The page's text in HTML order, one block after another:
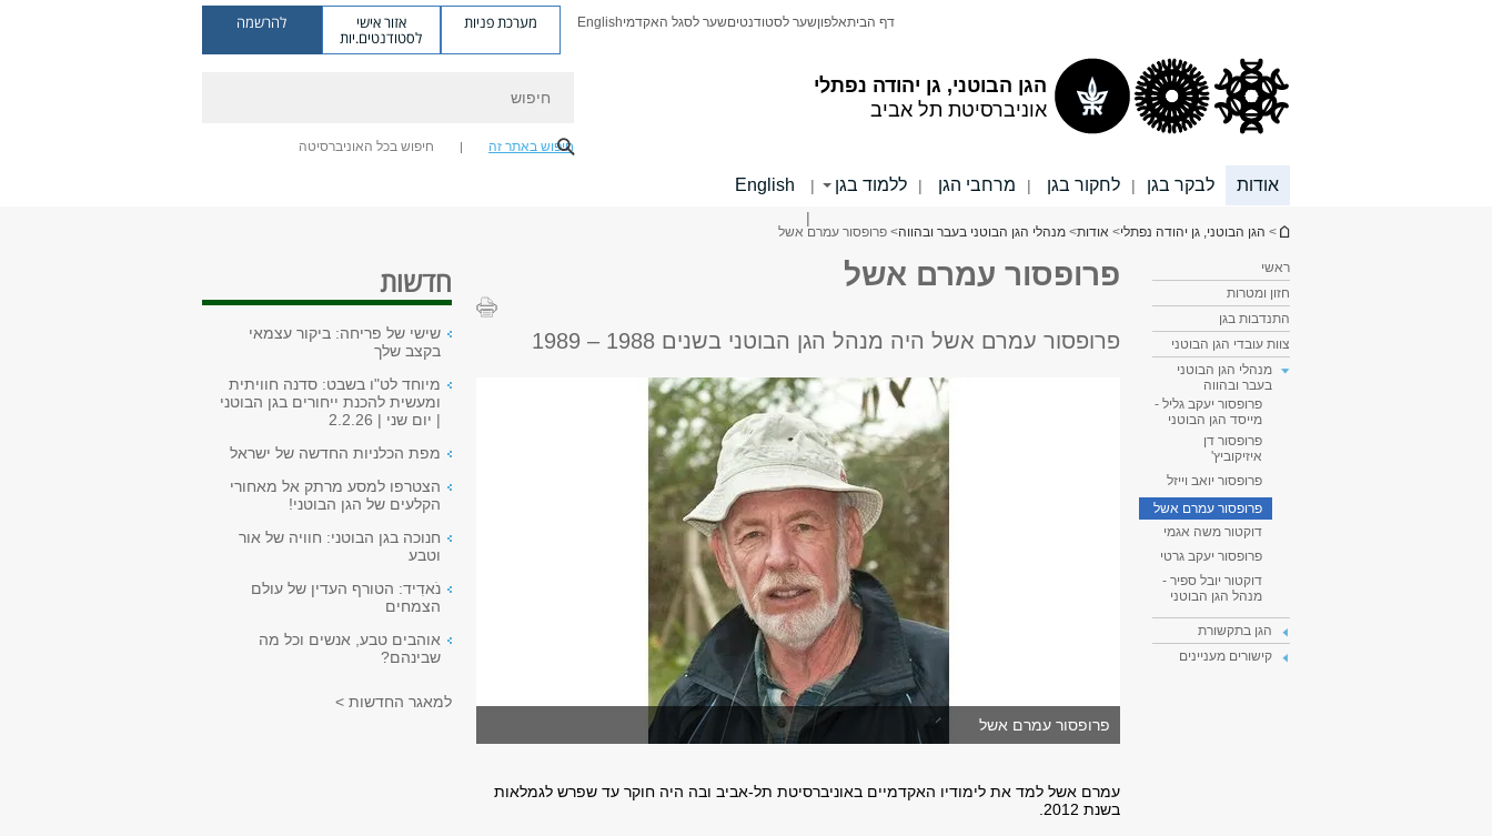
הגן הבוטני, גן יהודה נפתלי
אוניברסיטת תל אביב
דף הביתאלפוןשער לסטודנטיםשער לסגל האקדמיEnglish מערכת פניות אזור אישי
לסטודנטים.יות
להרשמה
חיפוש באתר זה חיפוש בכל האוניברסיטה
אודות לבקר בגן | לחקור בגן | מרחבי הגן | ללמוד בגן
|
|
English
הינך נמצא כאן
> הגן הבוטני, גן יהודה נפתלי> אודות> מנהלי הגן הבוטני בעבר ובהווה> פרופסור עמרם אשל
ראשי
חזון ומטרות
התנדבות בגן
צוות עובדי הגן הבוטני
מנהלי הגן הבוטני
בעבר ובהווה
פרופסור יעקב גליל -
מייסד הגן הבוטני
פרופסור דן
איזיקוביץ'
פרופסור יואב וייזל
פרופסור עמרם אשל
דוקטור משה אגמי
פרופסור יעקב גרטי
דוקטור יובל ספיר -
מנהל הגן הבוטני
הגן בתקשורת
קישורים מעניינים
פרופסור עמרם אשל
פרופסור עמרם אשל היה מנהל הגן הבוטני בשנים 1988 – 1989
פרופסור עמרם אשל
עמרם אשל למד את לימודיו האקדמיים באוניברסיטת תל-אביב ובה היה חוקר עד שפרש לגמלאות
בשנת 2012.
חדשות
שישי של פריחה: ביקור עצמאי
בקצב שלך
מיוחד לט"ו בשבט: סדנה חוויתית
ומעשית להכנת ייחורים בגן הבוטני
| יום שני | 2.2.26
מפת הכלניות החדשה של ישראל
הצטרפו למסע מרתק אל מאחורי
הקלעים של הגן הבוטני!
חנוכה בגן הבוטני: חוויה של אור
וטבע
נֹאדִיד: הטורף העדין של עולם
הצמחים
אוהבים טבע, אנשים וכל מה
שבינהם?
למאגר החדשות >